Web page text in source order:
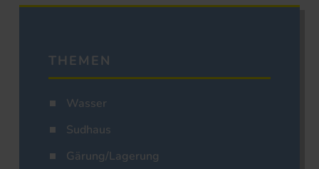
THEMEN
Wasser
Sudhaus
Gärung/Lagerung